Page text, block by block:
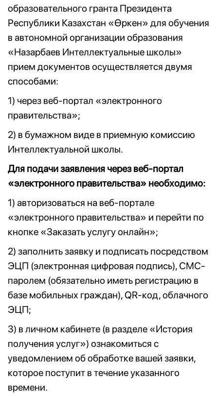
образовательного гранта Президента
Республики Казахстан «Өркен» для обучения
в автономной организации образования
«Назарбаев Интеллектуальные школы»
прием документов осуществляется двумя
способами:
1) через веб-портал «электронного
правительства»;
2) в бумажном виде в приемную комиссию
Интеллектуальной школы.
Для подачи заявления через веб-портал
«электронного правительства» необходимо:
1) авторизоваться на веб-портале
«электронного правительства» и перейти по
кнопке «Заказать услугу онлайн»;
2) заполнить заявку и подписать посредством
ЭЦП (электронная цифровая подпись), СМС-
паролем (обязательно иметь регистрацию в
базе мобильных граждан), QR-код, облачного
ЭЦП;
3) в личном кабинете (в разделе «История
получения услуг») ознакомиться с
уведомлением об обработке вашей заявки,
которое поступит в течение указанного
времени.